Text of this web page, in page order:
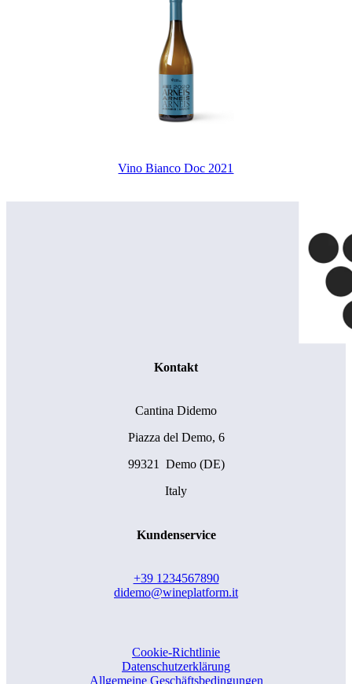
Vino Bianco Doc 2021
Kontakt
Cantina Didemo
Piazza del Demo, 6
99321 Demo (DE)
Italy
Kundenservice
+39 1234567890
didemo@wineplatform.it
Cookie-Richtlinie
Datenschutzerklärung
Allgemeine Geschäftsbedingungen